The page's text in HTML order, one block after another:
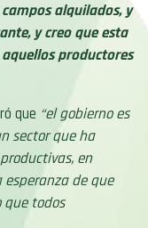
alquilados, y
y creo que esta
productores
que “el gobierno es
sector que ha
en
de que
que todos